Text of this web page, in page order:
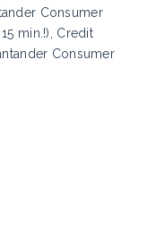
Consumer
min.!), Credit
Consumer